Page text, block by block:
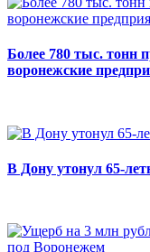
Более 780 тыс. тонн
воронежские
В Дону утонул 65-